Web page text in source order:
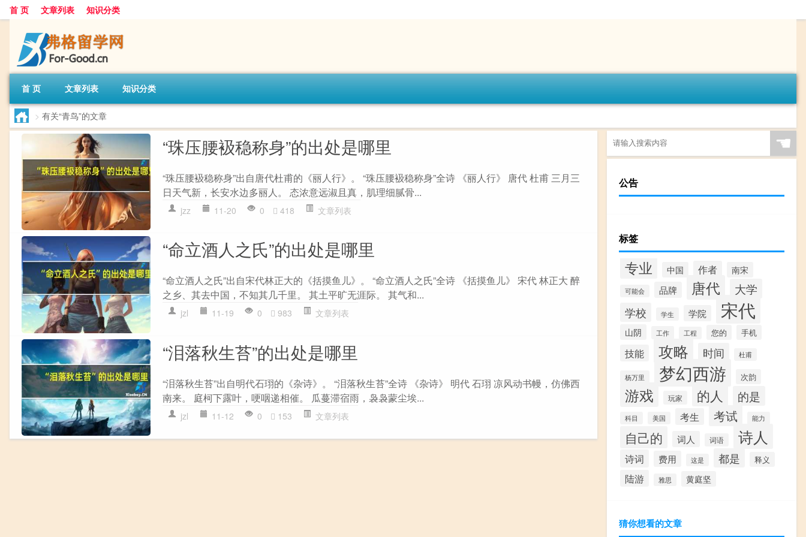
首 页 文章列表 知识分类
首 页 文章列表 知识分类
> 有关“青鸟”的文章
“珠压腰衱稳称身”的出处是哪里
“珠压腰衱稳称身”出自唐代杜甫的《丽人行》。 “珠压腰衱稳称身”全诗 《丽人行》 唐代 杜甫 三月三
日天气新，长安水边多丽人。 态浓意远淑且真，肌理细腻骨...
jzz 11-20 0 418 文章列表
“命立酒人之氏”的出处是哪里
“命立酒人之氏”出自宋代林正大的《括摸鱼儿》。 “命立酒人之氏”全诗 《括摸鱼儿》 宋代 林正大 醉
之乡、其去中国，不知其几千里。 其土平旷无涯际。 其气和...
jzl 11-19 0 983 文章列表
“泪落秋生苔”的出处是哪里
“泪落秋生苔”出自明代石珝的《杂诗》。 “泪落秋生苔”全诗 《杂诗》 明代 石珝 凉风动书幔，仿佛西
南来。 庭柯下露叶，哽咽递相催。 瓜蔓滞宿雨，袅袅蒙尘埃...
jzl 11-12 0 153 文章列表
☚
公告
标签
专业 中国 作者 南宋
可能会 品牌 唐代 大学
学校 学生 学院 宋代
山阴 工作 工程 您的 手机
技能 攻略 时间 杜甫
杨万里 梦幻西游 次韵
游戏 玩家 的人 的是
科目 美国 考生 考试 能力
自己的 词人 词语 诗人
诗词 费用 这是 都是 释义
陆游 雅思 黄庭坚
猜你想看的文章